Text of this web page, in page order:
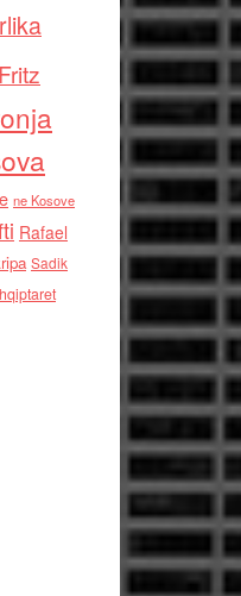
Fritz
ne Kosove
Rafael
Sadik